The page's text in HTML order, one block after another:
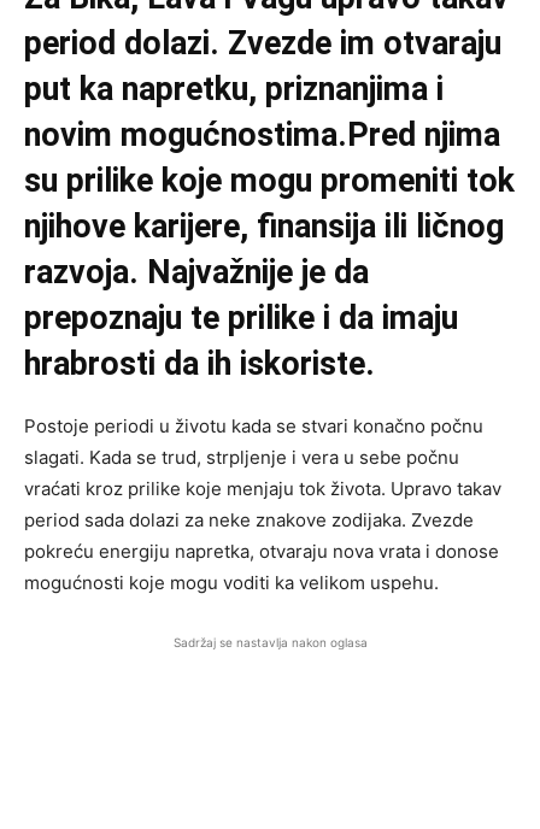
period dolazi. Zvezde im otvaraju
put ka napretku, priznanjima i
novim mogućnostima.Pred njima
su prilike koje mogu promeniti tok
njihove karijere, finansija ili ličnog
razvoja. Najvažnije je da
prepoznaju te prilike i da imaju
hrabrosti da ih iskoriste.
Postoje periodi u životu kada se stvari konačno počnu
slagati. Kada se trud, strpljenje i vera u sebe počnu
vraćati kroz prilike koje menjaju tok života. Upravo takav
period sada dolazi za neke znakove zodijaka. Zvezde
pokreću energiju napretka, otvaraju nova vrata i donose
mogućnosti koje mogu voditi ka velikom uspehu.
Sadržaj se nastavlja nakon oglasa